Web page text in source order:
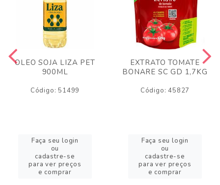
OLEO SOJA LIZA PET
900ML
Código: 51499
Faça seu login
ou
cadastre-se
para ver preços
e comprar
EXTRATO TOMATE
BONARE SC GD 1,7KG
Código: 45827
Faça seu login
ou
cadastre-se
para ver preços
e comprar